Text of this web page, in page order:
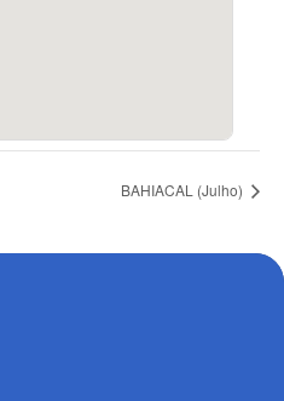
BAHIACAL (Julho)